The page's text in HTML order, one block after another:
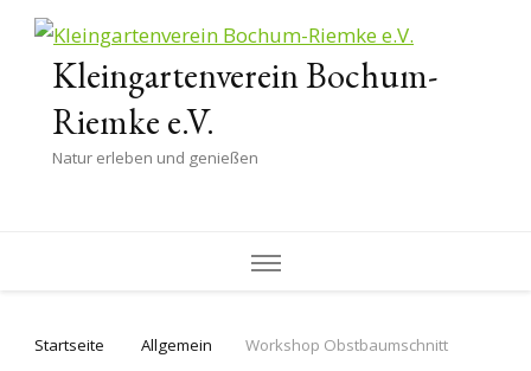
Kleingartenverein Bochum-
Riemke e.V.
Natur erleben und genießen
Startseite Allgemein Workshop Obstbaumschnitt